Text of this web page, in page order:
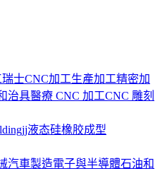
瑞士CNC加工生產加工精密加
治具醫療 CNC 加工CNC 雕刻
jj液态硅橡胶成型
汽車製造電子與半導體石油和